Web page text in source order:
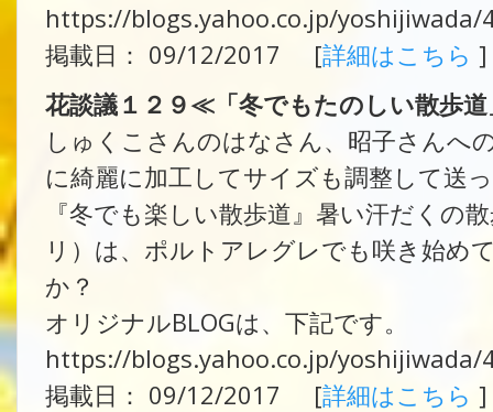
https://blogs.yahoo.co.jp/yoshijiwada/
掲載日： 09/12/2017 [詳細はこちら ]
花談議１２９≪「冬でもたのしい散歩
しゅくこさんのはなさん、昭子さんへ
に綺麗に加工してサイズも調整して送
『冬でも楽しい散歩道』暑い汗だくの
リ）は、ポルトアレグレでも咲き始め
か？
オリジナルBLOGは、下記です。
https://blogs.yahoo.co.jp/yoshijiwada/
掲載日： 09/12/2017 [詳細はこちら ]